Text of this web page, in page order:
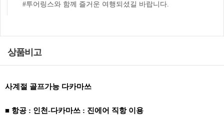
#투어링스와 함께 즐거운 여행되셨길 바랍니다.
상품비고
사계절 골프가능 다카마쓰
■ 항공 : 인천-다카마쓰 : 진에어 직항 이용